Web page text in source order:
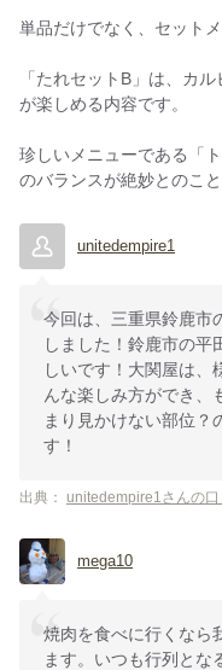
単品だけでなく、セット
「たれセットB」は、カ
が楽しめる内容です。
珍しいメニューである「
のバランスが絶妙とのこと
unitedempire1
今回は、三重県鈴鹿市
しました！鈴鹿市の平
しいです！大関屋は、
んな楽しみ方ができ、
まり見かけない部位？
す！
出典： unitedempire1さんの口
mega10
焼肉を食べに行くなら
ます。いつも行列とな